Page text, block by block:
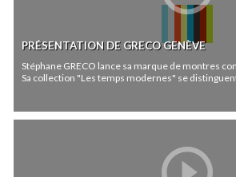
PRÉSENTATION DE GRECO GENÈVE
Stéphane GRECO lance sa marque de montres
Sa collection "Les temps modernes" se